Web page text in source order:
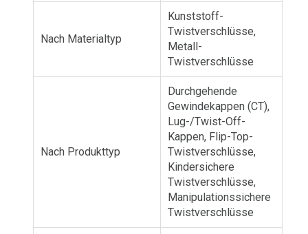
Nach Materialtyp
Kunststoff-
Twistverschlüsse,
Metall-
Twistverschlüsse
Nach Produkttyp
Durchgehende
Gewindekappen (CT),
Lug-/Twist-Off-
Kappen, Flip-Top-
Twistverschlüsse,
Kindersichere
Twistverschlüsse,
Manipulationssichere
Twistverschlüsse